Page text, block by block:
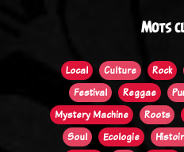
Mots
Local Culture Rock
Festival
Reggae
Mystery Machine
Roots
Soul
Ecologie